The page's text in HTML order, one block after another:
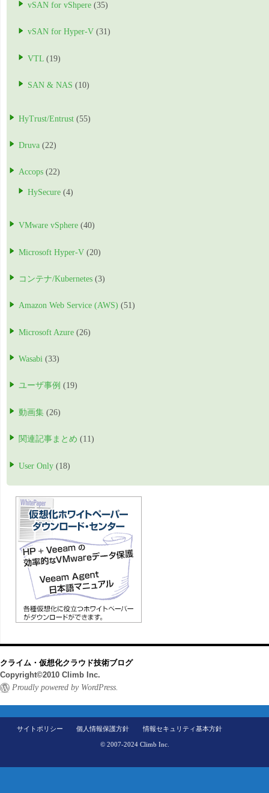
vSAN for vShpere (35)
vSAN for Hyper-V (31)
VTL (19)
SAN & NAS (10)
HyTrust/Entrust (55)
Druva (22)
Accops (22)
HySecure (4)
VMware vSphere (40)
Microsoft Hyper-V (20)
コンテナ/Kubernetes (3)
Amazon Web Service (AWS) (51)
Microsoft Azure (26)
Wasabi (33)
ユーザ事例 (19)
動画集 (26)
関連記事まとめ (11)
User Only (18)
クライム・仮想化クラウド技術ブログ
Copyright©2010 Climb Inc.
Proudly powered by WordPress.
サイトポリシー 個人情報保護方針 情報セキュリティ基本方針
© 2007-2024 Climb Inc.